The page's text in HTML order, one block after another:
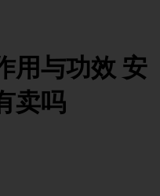
用与功效 安
卖吗